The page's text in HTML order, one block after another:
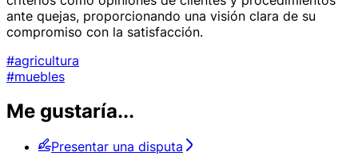
ante quejas, proporcionando una visión clara de su
compromiso con la satisfacción.
#agricultura
#muebles
Me gustaría...
Presentar una disputa